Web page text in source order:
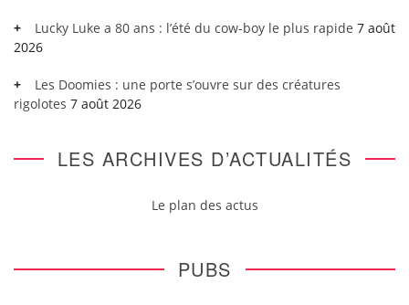
Lucky Luke a 80 ans : l’été du cow-boy le plus rapide 7 août
2026
Les Doomies : une porte s’ouvre sur des créatures
rigolotes 7 août 2026
LES ARCHIVES D’ACTUALITÉS
Le plan des actus
PUBS